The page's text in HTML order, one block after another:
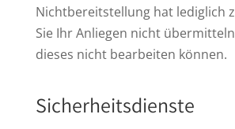
Nichtbereitstellung hat lediglich
Sie Ihr Anliegen nicht
dieses nicht bearbeiten können.
Sicherheitsdienste